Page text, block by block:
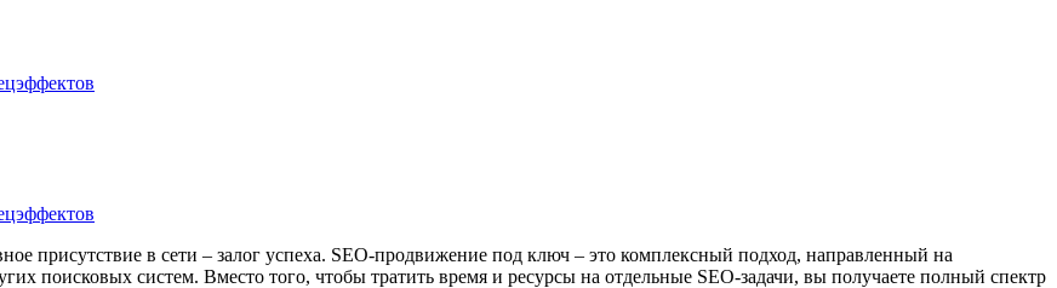
присутствие в сети – залог успеха. SEO-продвижение под ключ – это комплексный подход, направленный на
поисковых систем. Вместо того, чтобы тратить время и ресурсы на отдельные SEO-задачи, вы получаете полный спектр